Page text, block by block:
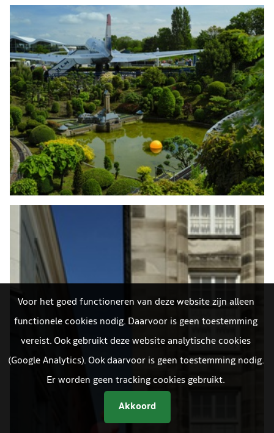
Voor het goed functioneren van deze website zijn alleen
functionele cookies nodig. Daarvoor is geen toestemming
vereist. Ook gebruikt deze website analytische cookies
(Google Analytics). Ook daarvoor is geen toestemming nodig.
Er worden geen tracking cookies gebruikt.
Akkoord